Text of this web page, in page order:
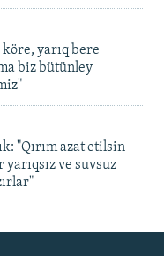
yarıq bere
biz bütünley
"Qırım azat etilsin
ve suvsuz